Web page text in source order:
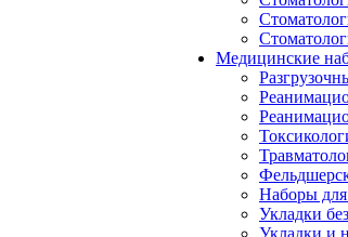
Медицинские
Наборы
Укладки
Укладки и